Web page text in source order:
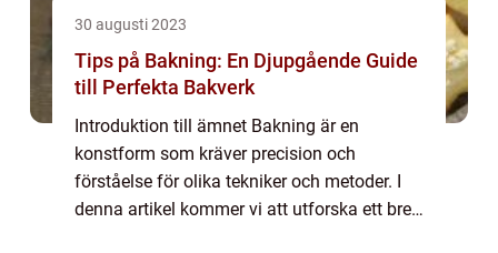
30 augusti 2023
Tips på Bakning: En Djupgående Guide
till Perfekta Bakverk
Introduktion till ämnet Bakning är en
konstform som kräver precision och
förståelse för olika tekniker och metoder. I
denna artikel kommer vi att utforska ett brett